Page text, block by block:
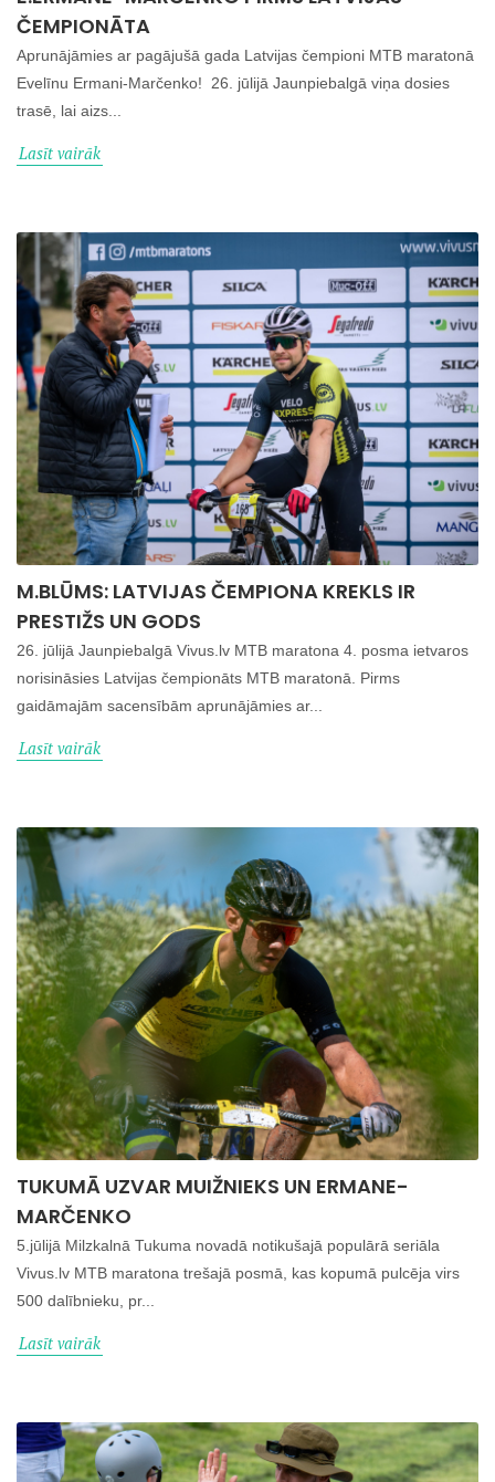
ČEMPIONĀTA
Aprunājāmies ar pagājušā gada Latvijas čempioni MTB maratonā
Evelīnu Ermani-Marčenko! 26. jūlijā Jaunpiebalgā viņa dosies
trasē, lai aizs...
Lasīt vairāk
M.BLŪMS: LATVIJAS ČEMPIONA KREKLS IR
PRESTIŽS UN GODS
26. jūlijā Jaunpiebalgā Vivus.lv MTB maratona 4. posma ietvaros
norisināsies Latvijas čempionāts MTB maratonā. Pirms
gaidāmajām sacensībām aprunājāmies ar...
Lasīt vairāk
TUKUMĀ UZVAR MUIŽNIEKS UN ERMANE-
MARČENKO
5.jūlijā Milzkalnā Tukuma novadā notikušajā populārā seriāla
Vivus.lv MTB maratona trešajā posmā, kas kopumā pulcēja virs
500 dalībnieku, pr...
Lasīt vairāk